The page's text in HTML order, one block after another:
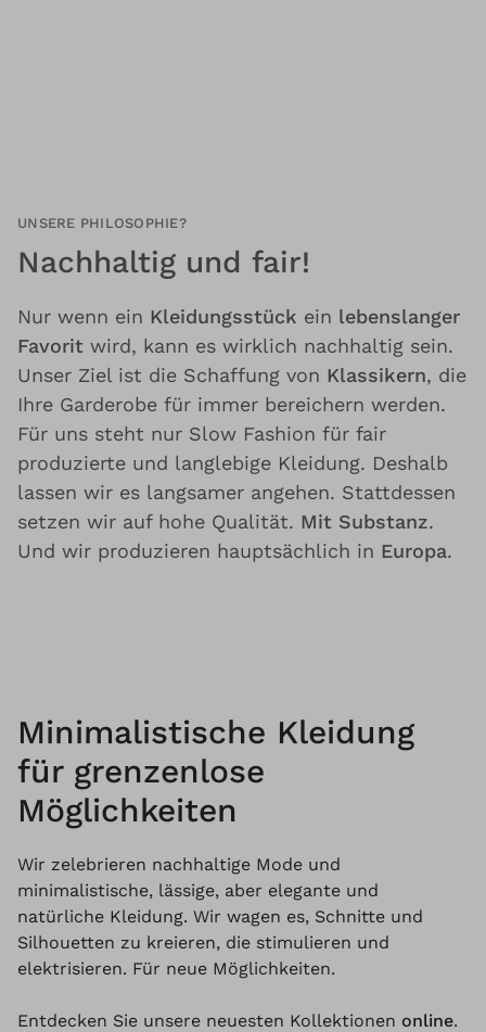
UNSERE PHILOSOPHIE?
Nachhaltig und fair!
Nur wenn ein Kleidungsstück ein lebenslanger
Favorit wird, kann es wirklich nachhaltig sein.
Unser Ziel ist die Schaffung von Klassikern, die
Ihre Garderobe für immer bereichern werden.
Für uns steht nur Slow Fashion für fair
produzierte und langlebige Kleidung. Deshalb
lassen wir es langsamer angehen. Stattdessen
setzen wir auf hohe Qualität. Mit Substanz.
Und wir produzieren hauptsächlich in Europa.
Minimalistische Kleidung
für grenzenlose
Möglichkeiten
Wir zelebrieren nachhaltige Mode und
minimalistische, lässige, aber elegante und
natürliche Kleidung. Wir wagen es, Schnitte und
Silhouetten zu kreieren, die stimulieren und
elektrisieren. Für neue Möglichkeiten.
Entdecken Sie unsere neuesten Kollektionen online.